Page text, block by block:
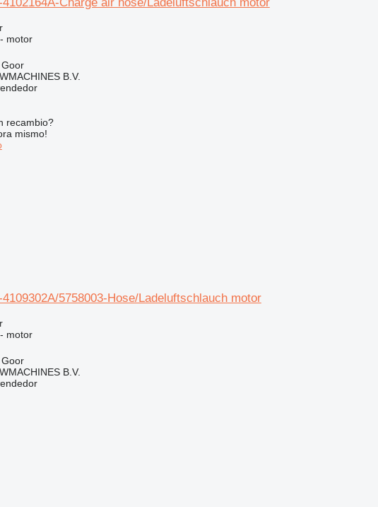
motor
B.V.
recambio?
mismo!
5758003-Hose/Ladeluftschlauch motor
motor
B.V.